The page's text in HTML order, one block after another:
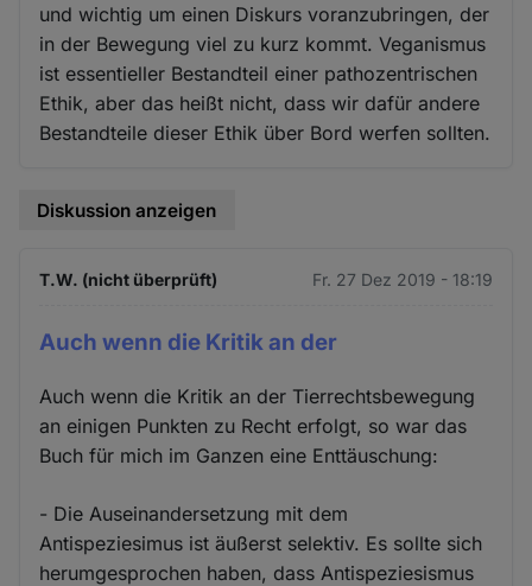
und wichtig um einen Diskurs voranzubringen, der
in der Bewegung viel zu kurz kommt. Veganismus
ist essentieller Bestandteil einer pathozentrischen
Ethik, aber das heißt nicht, dass wir dafür andere
Bestandteile dieser Ethik über Bord werfen sollten.
Diskussion anzeigen
T.W. (nicht überprüft) Fr. 27 Dez 2019 - 18:19
Auch wenn die Kritik an der
Auch wenn die Kritik an der Tierrechtsbewegung
an einigen Punkten zu Recht erfolgt, so war das
Buch für mich im Ganzen eine Enttäuschung:
- Die Auseinandersetzung mit dem
Antispeziesimus ist äußerst selektiv. Es sollte sich
herumgesprochen haben, dass Antispeziesismus